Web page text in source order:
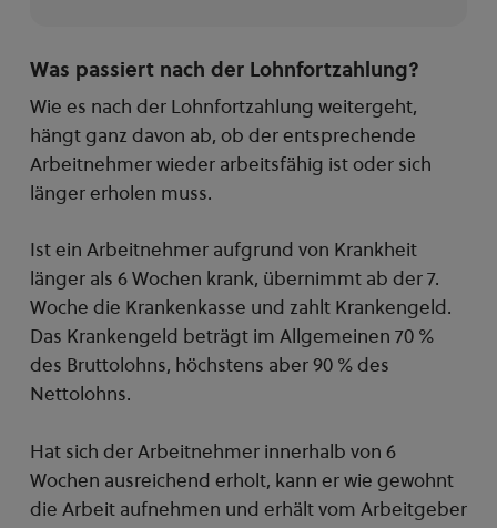
Was passiert nach der Lohnfortzahlung?
Wie es nach der Lohnfortzahlung weitergeht,
hängt ganz davon ab, ob der entsprechende
Arbeitnehmer wieder arbeitsfähig ist oder sich
länger erholen muss.
Ist ein Arbeitnehmer aufgrund von Krankheit
länger als 6 Wochen krank, übernimmt ab der 7.
Woche die Krankenkasse und zahlt Krankengeld.
Das Krankengeld beträgt im Allgemeinen 70 %
des Bruttolohns, höchstens aber 90 % des
Nettolohns.
Hat sich der Arbeitnehmer innerhalb von 6
Wochen ausreichend erholt, kann er wie gewohnt
die Arbeit aufnehmen und erhält vom Arbeitgeber